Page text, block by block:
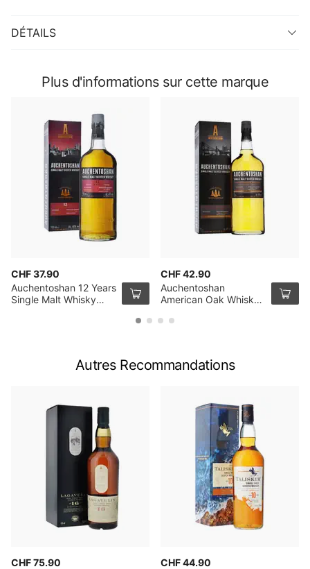
DÉTAILS
Plus d'informations sur cette marque
CHF 37.90
Auchentoshan 12 Years
Single Malt Whisky
CHF 42.90
Auchentoshan
American Oak Whisky
Autres Recommandations
CHF 75.90
CHF 44.90